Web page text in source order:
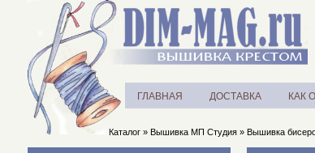
ГЛАВНАЯ ДОСТАВКА КАК
Каталог» Вышивка МП Студия» Вышивка